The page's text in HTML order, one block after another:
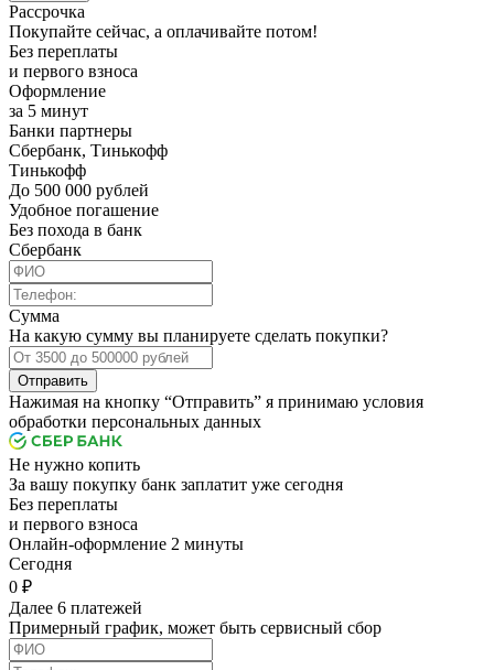
Рассрочка
Покупайте сейчас, а оплачивайте потом!
Без переплаты
и первого взноса
Оформление
за 5 минут
Банки партнеры
Сбербанк, Тинькофф
Тинькофф
До 500 000 рублей
Удобное погашение
Без похода в банк
Сбербанк
Сумма
На какую сумму вы планируете сделать покупки?
Отправить
Нажимая на кнопку “Отправить” я принимаю условия
обработки персональных данных
Не нужно копить
За вашу покупку банк заплатит уже сегодня
Без переплаты
и первого взноса
Онлайн-оформление 2 минуты
Cегодня
0 ₽
Далее 6 платежей
Примерный график, может быть сервисный сбор